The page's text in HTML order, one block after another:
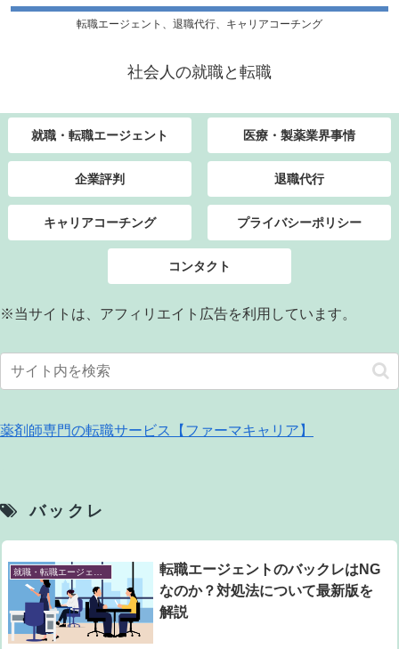
転職エージェント、退職代行、キャリアコーチング
社会人の就職と転職
就職・転職エージェント 医療・製薬業界事情
企業評判 退職代行
キャリアコーチング プライバシーポリシー
コンタクト
※当サイトは、アフィリエイト広告を利用しています。
薬剤師専門の転職サービス【ファーマキャリア】
バックレ
転職エージェントのバックレはNG
なのか？対処法について最新版を
解説